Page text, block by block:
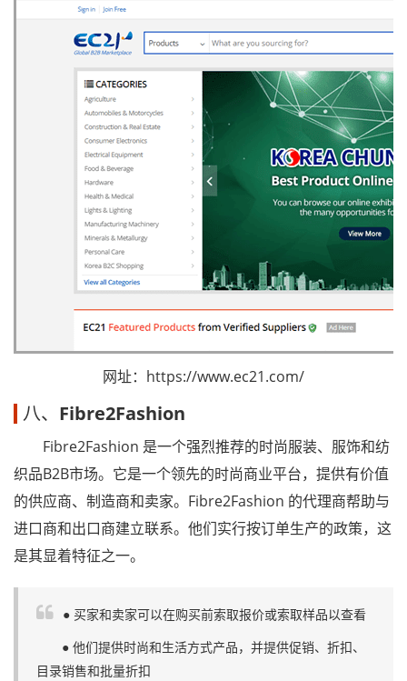
网址：https://www.ec21.com/
八、 Fibre2Fashion
Fibre2Fashion 是一个强烈推荐的时尚服装、服饰和纺
织品B2B市场。它是一个领先的时尚商业平台，提供有价值
的供应商、制造商和卖家。Fibre2Fashion 的代理商帮助与
进口商和出口商建立联系。他们实行按订单生产的政策，这
是其显着特征之一。
● 买家和卖家可以在购买前索取报价或索取样品以查看
● 他们提供时尚和生活方式产品，并提供促销、折扣、
目录销售和批量折扣